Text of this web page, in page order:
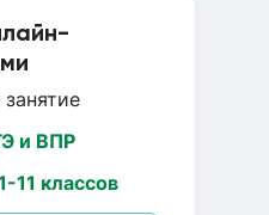
и ВПР
11 классов